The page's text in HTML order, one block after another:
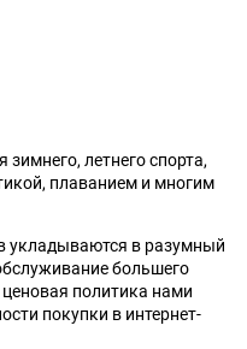
летнего спорта,
плаванием и многим
укладываются в разумный
большего
политика нами
покупки в интернет-